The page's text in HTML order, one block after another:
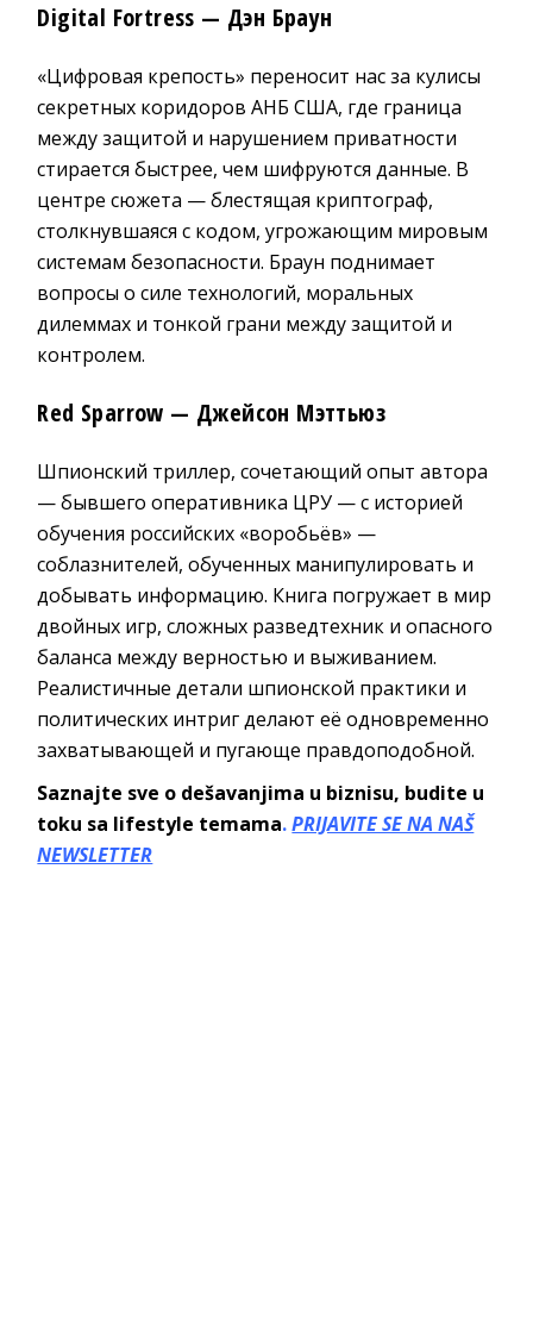
Digital Fortress — Дэн Браун
«Цифровая крепость» переносит нас за кулисы
секретных коридоров АНБ США, где граница
между защитой и нарушением приватности
стирается быстрее, чем шифруются данные. В
центре сюжета — блестящая криптограф,
столкнувшаяся с кодом, угрожающим мировым
системам безопасности. Браун поднимает
вопросы о силе технологий, моральных
дилеммах и тонкой грани между защитой и
контролем.
Red Sparrow — Джейсοн Мэттьюз
Шпионский триллер, сочетающий опыт автора
— бывшего оперативника ЦРУ — с историей
обучения российских «воробьёв» —
соблазнителей, обученных манипулировать и
добывать информацию. Книга погружает в мир
двойных игр, сложных разведтехник и опасного
баланса между верностью и выживанием.
Реалистичные детали шпионской практики и
политических интриг делают её одновременно
захватывающей и пугающе правдоподобной.
Saznajte sve o dešavanjima u biznisu, budite u
toku sa lifestyle temama.PRIJAVITE SE NA NAŠ
NEWSLETTER